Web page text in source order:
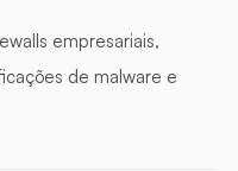
empresariais,
de malware e